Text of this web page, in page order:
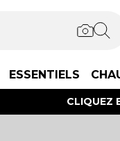
ESSENTIELS
CLIQUEZ